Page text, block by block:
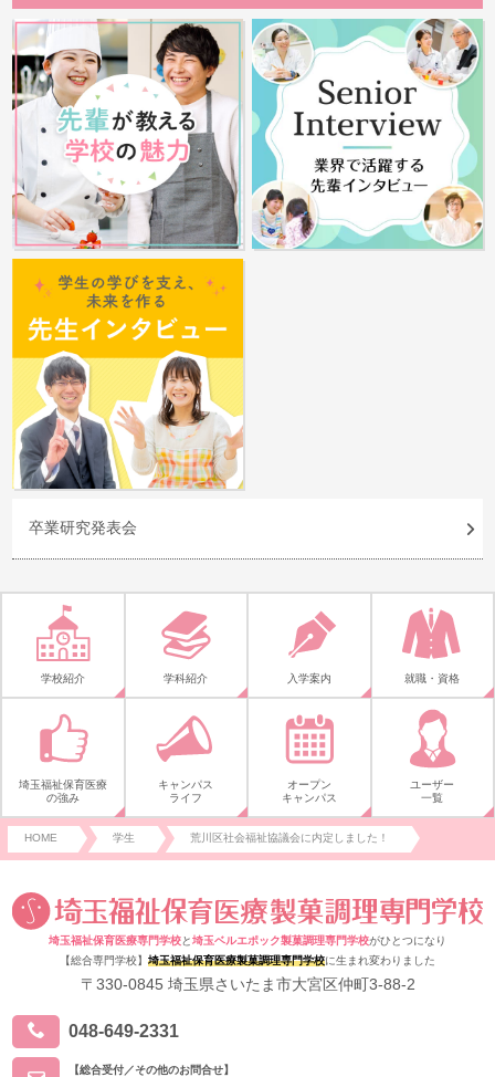
卒業研究発表会
学校紹介 学科紹介 入学案内 就職・資格
埼玉福祉保育医療
の強み
キャンパス
ライフ
オープン
キャンパス
ユーザー
一覧
HOME 学生 荒川区社会福祉協議会に内定しました！
埼玉福祉保育医療専門学校と埼玉ベルエポック製菓調理専門学校がひとつになり
【総合専門学校】 埼玉福祉保育医療製菓調理専門学校に生まれ変わりました
〒330-0845 埼玉県さいたま市大宮区仲町3-88-2
048-649-2331
【総合受付／その他のお問合せ】